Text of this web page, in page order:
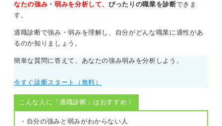
なたの強み・弱みを分析して、ぴったりの職業を診断できま
す。
適職診断で強み・弱みを理解し、自分がどんな職業に適性があ
るのか知りましょう。
簡単な質問に答えて、あなたの強み弱みを分析しよう。
今すぐ診断スタート（無料）
こんな人に「適職診断」はおすすめ！
・自分の強みと弱みがわからない人